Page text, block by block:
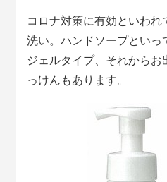
コロナ対策に有効といわ
洗い。ハンドソープといっ
ジェルタイプ、それから
っけんもあります。